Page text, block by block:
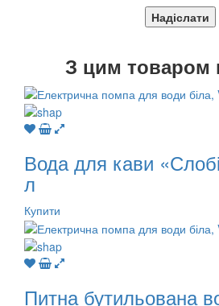
Надіслати
З цим товаром
Вода для кави
л
Купити
Питна бутильована